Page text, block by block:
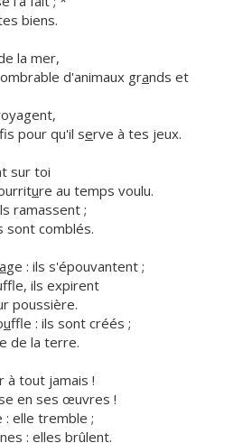
biens.
la mer,
d'animaux grands et
pour qu'il serve à tes jeux.
sur toi
ure au temps voulu.
ramassent ;
sont comblés.
age : ils s'épouvantent ;
ils expirent
poussière.
uffle : ils sont créés ;
de la terre.
r à tout jamais !
en ses œuvres !
: elle tremble ;
: elles brûlent.